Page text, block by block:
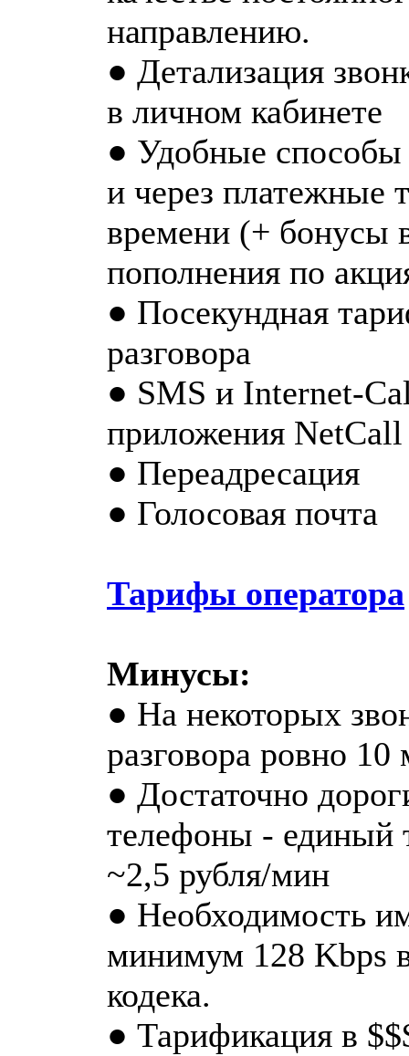
направлению.
● Детализация
в личном кабинете
● Удобные способы
и через платежные
времени (+ бонусы
пополнения по
● Посекундная
разговора
● SMS и Internet-
приложения
● Переадресация
● Голосовая почта
Тарифы оператора
Минусы:
● На некоторых
разговора ровно 10
● Достаточно
телефоны - единый
~2,5 рубля/мин
● Необходимость
минимум 128 Kbps
кодека.
● Тарификация в